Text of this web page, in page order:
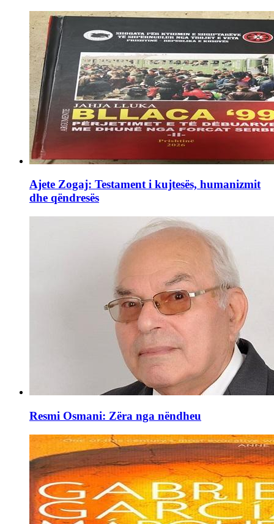
Ajete Zogaj: Testament i kujtesës, humanizmit
dhe qëndresës
Resmi Osmani: Zëra nga nëndheu